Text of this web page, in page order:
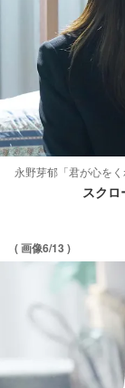
永野芽郁「君が心を
スク
( 画像6/13 )